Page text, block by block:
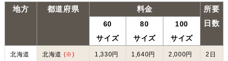
地方 都道府県 料金
所要
日数
60
サイズ
80
サイズ
100
サイズ
北海道 北海道 (※) 1,330円 1,640円 2,000円 2日